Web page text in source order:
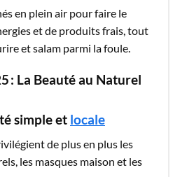
en plein air pour faire le
et de produits frais, tout
et salam parmi la foule.
: La Beauté au Naturel
simple et locale
de plus en plus les
les masques maison et les